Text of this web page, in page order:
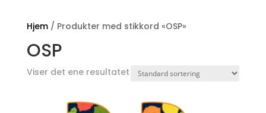
Hjem/ Produkter med stikkord «OSP»
OSP
Viser det ene resultatet